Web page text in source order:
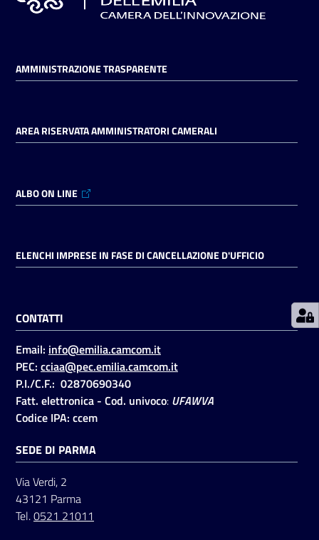
Tutelare
il
Consumatore
L'impresa
Prenotazioni
Pagamenti
Accedi
Registrati
AMMINISTRAZIONE TRASPARENTE
AREA RISERVATA AMMINISTRATORI CAMERALI
ALBO ON LINE
ELENCHI IMPRESE IN FASE DI CANCELLAZIONE D'UFFICIO
CONTATTI
Email: info@emilia.camcom.it
PEC: cciaa@pec.emilia.camcom.it
P.I./C.F.: 02870690340
Fatt. elettronica - Cod. univoco: UFAWVA
Codice IPA: ccem
SEDE DI PARMA
Via Verdi, 2
43121 Parma
Tel.0521 21011